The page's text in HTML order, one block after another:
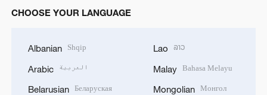
CHOOSE YOUR LANGUAGE
Albanian Shqip
Arabic العربية
Belarusian Беларуская
Lao ລາວ
Malay Bahasa Melayu
Mongolian Монгол